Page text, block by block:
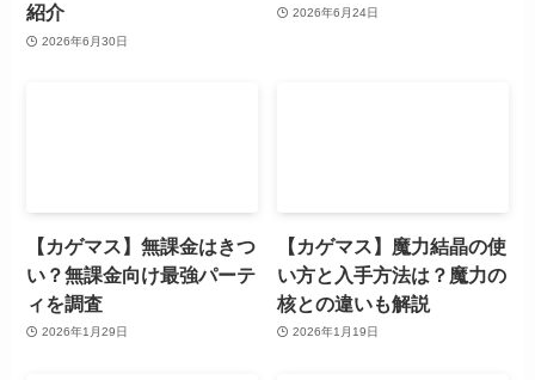
紹介
2026年6月30日
2026年6月24日
【カゲマス】無課金はきつ
い？無課金向け最強パーテ
ィを調査
2026年1月29日
【カゲマス】魔力結晶の使
い方と入手方法は？魔力の
核との違いも解説
2026年1月19日